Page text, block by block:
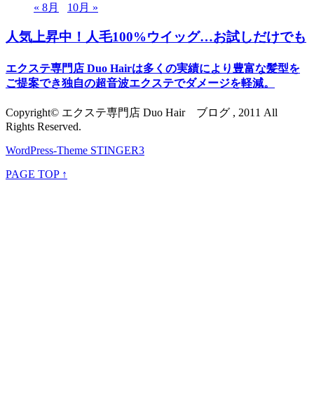
« 8月
10月 »
人気上昇中！人毛100%ウイッグ…お試しだけでも
エクステ専門店 Duo Hairは多くの実績により豊富な髪型を
ご提案でき独自の超音波エクステでダメージを軽減。
Copyright© エクステ専門店 Duo Hair ブログ , 2011 All
Rights Reserved.
WordPress-Theme STINGER3
PAGE TOP ↑